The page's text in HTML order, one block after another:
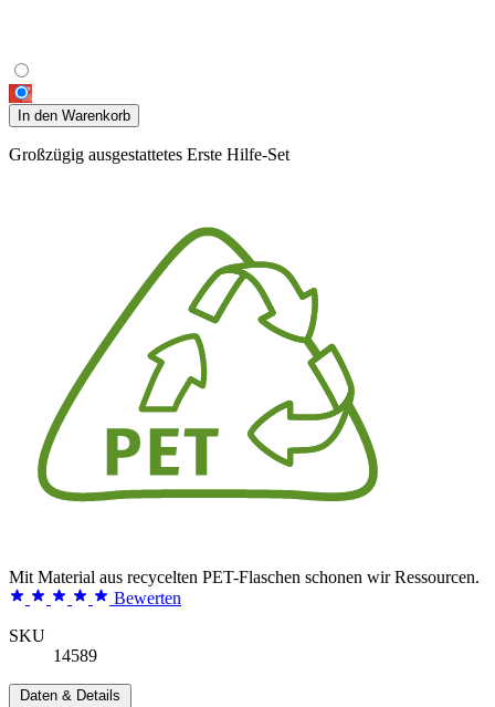
In den Warenkorb
Großzügig ausgestattetes Erste Hilfe-Set
Mit Material aus recycelten PET-Flaschen schonen wir Ressourcen.
Bewerten
SKU
14589
Daten & Details